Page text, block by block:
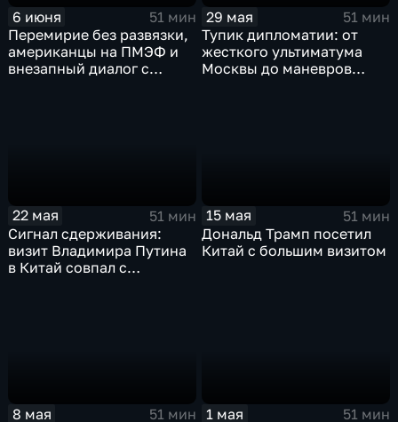
6 июня
51 мин
Перемирие без развязки,
американцы на ПМЭФ и
внезапный диалог с
29 мая
51 мин
Тупик дипломатии: от
жесткого ультиматума
Москвы до маневров
22 мая
51 мин
Сигнал сдерживания:
визит Владимира Путина
в Китай совпал с
15 мая
51 мин
Дональд Трамп посетил
Китай с большим визитом
8 мая 51 мин 1 мая 51 мин